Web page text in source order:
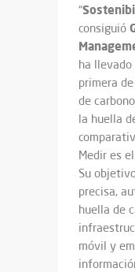
“
consiguió
ha
primera
de
la huella
Medir es
Su
precisa,
huella de
móvil y